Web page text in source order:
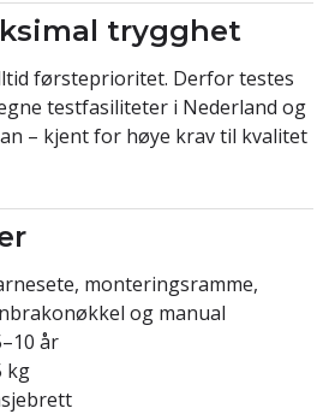
trygghet
førsteprioritet. Derfor testes
testfasiliteter i Nederland og
– kjent for høye krav til kvalitet
monteringsramme,
og manual
år
kg